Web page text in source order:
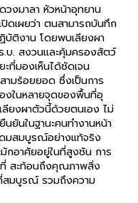
งมาลา หัวหน้าอุทยาน
ดเผยว่า ตนสามารถบันทึก
ติงาน โดยพบเลียงผา
บ. สงวนและคุ้มครองสัตว์
ที่มองเห็นได้ชัดเจน
ามร้อยยอด ซึ่งเป็นการ
งในหลายจุดของพื้นที่อุ
ยงผาตัวนี้ด้วยตนเอง ไม่
ยันในฐานะคนทำงานหน้า
มสมบูรณ์อย่างแท้จริง
กอาศัยอยู่ในที่สูงชัน การ
ที่ สะท้อนถึงคุณภาพสิ่ง
สมบูรณ์ รวมถึงความ